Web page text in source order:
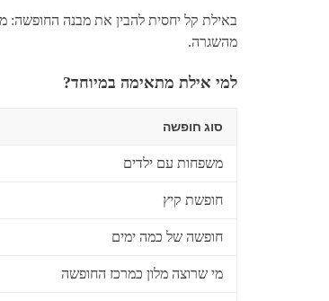
באילת קל יחסית להבין את מבנה החופשה:
מהשגרה.
למי אילת מתאימה במיוחד?
סוג חופשה
משפחות עם ילדים
חופשת קיץ
חופשה של כמה ימים
מי שרוצה מלון כמרכז החופשה